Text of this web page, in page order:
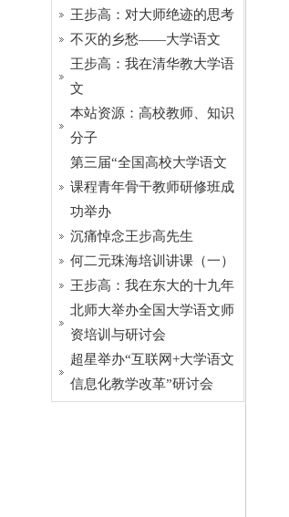
王步高：对大师绝迹的思考
不灭的乡愁——大学语文
王步高：我在清华教大学语
文
本站资源：高校教师、知识
分子
第三届“全国高校大学语文
课程青年骨干教师研修班成
功举办
沉痛悼念王步高先生
何二元珠海培训讲课（一）
王步高：我在东大的十九年
北师大举办全国大学语文师
资培训与研讨会
超星举办“互联网+大学语文
信息化教学改革”研讨会